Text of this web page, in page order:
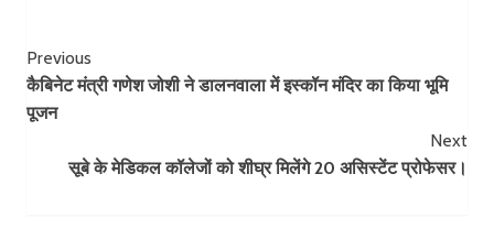
Post
Navigation
Previous
कैबिनेट मंत्री गणेश जोशी ने डालनवाला में इस्कॉन मंदिर का किया भूमि
पूजन
Next
सूबे के मेडिकल कॉलेजों को शीघ्र मिलेंगे 20 असिस्टेंट प्रोफेसर।